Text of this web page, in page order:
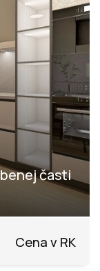
časti
Cena v RK